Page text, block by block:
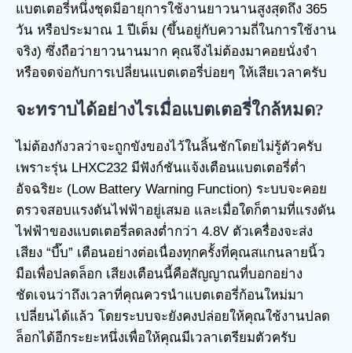
แบตเตอรี่หนึ่งชุดมีอายุการใช้งานยาวนานสูงสุดถึง 365
วัน หรือประมาณ 1 ปีเต็ม (ขึ้นอยู่กับความถี่ในการใช้งาน
จริง) ซึ่งถือว่ายาวนานมาก คุณจึงไม่ต้องมาคอยนั่งจำ
หรือจดจ่อกับการเปลี่ยนแบตเตอรี่บ่อยๆ ให้เสียเวลาครับ
จะทราบได้อย่างไรเมื่อแบตเตอรี่ใกล้หมด?
ไม่ต้องกังวลว่าจะถูกขังของไว้ในลิ้นชักโดยไม่รู้ตัวครับ
เพราะรุ่น LHXC232 มีฟังก์ชันแจ้งเตือนแบตเตอรี่ต่ำ
อัจฉริยะ (Low Battery Warning Function) ระบบจะคอย
ตรวจสอบแรงดันไฟฟ้าอยู่เสมอ และเมื่อใดก็ตามที่แรงดัน
ไฟฟ้าของแบตเตอรี่ลดลงต่ำกว่า 4.8V ตัวเครื่องจะส่ง
เสียง “บี๊บ” เตือนอย่างต่อเนื่องทุกครั้งที่คุณสแกนลายนิ้ว
มือเพื่อปลดล็อก เสียงเตือนนี้คือสัญญาณที่บอกอย่าง
ชัดเจนว่าถึงเวลาที่คุณควรนำแบตเตอรี่ก้อนใหม่มา
เปลี่ยนได้แล้ว โดยระบบจะยังคงปล่อยให้คุณใช้งานปลด
ล็อกได้อีกระยะหนึ่งเพื่อให้คุณมีเวลาเตรียมตัวครับ